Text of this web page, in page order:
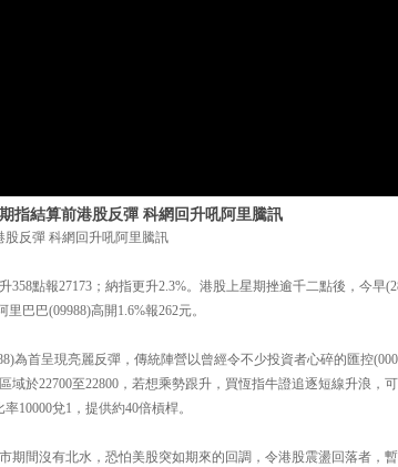
指結算前港股反彈 科網回升吼阿里騰訊
反彈 科網回升吼阿里騰訊
358點報27173；納指更升2.3%。港股上星期挫逾千二點後，今早
里巴巴(09988)高開1.6%報262元。
為首呈現亮麗反彈，傳統陣營以曾經令不少投資者心碎的匯控
域於22700至22800，若想乘勢跟升，買恆指牛證追逐短線升浪，
10000兌1，提供約40倍槓桿。
期間沒有北水，恐怕美股突如期來的回調，令港股震盪回落者，